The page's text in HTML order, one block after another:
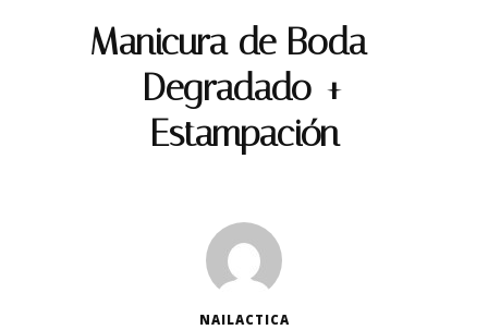
Manicura de Boda –
Degradado +
Estampación
NAILACTICA